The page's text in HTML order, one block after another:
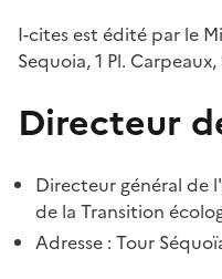
I-cites est édité par le
Sequoia, 1 Pl.
Directeur
Directeur général de
de la Transition
Adresse : Tour